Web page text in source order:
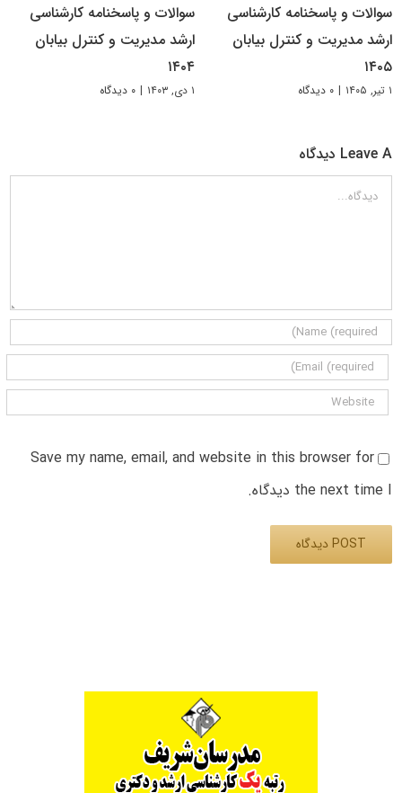
سوالات و پاسخنامه کارشناسی
ارشد مدیریت و کنترل بیابان
۱۴۰۵
۱ تیر, ۱۴۰۵ | ۰ دیدگاه
سوالات و پاسخنامه کارشناسی
ارشد مدیریت و کنترل بیابان
۱۴۰۴
۱ دی, ۱۴۰۳ | ۰ دیدگاه
Leave A دیدگاه
دیدگاه
Save my name, email, and website in this browser for
the next time I دیدگاه.